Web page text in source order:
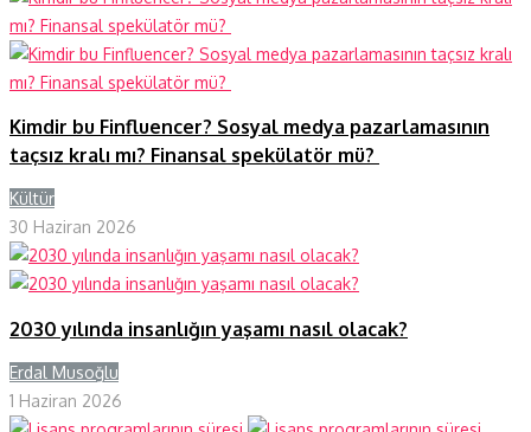
Kimdir bu Finfluencer? Sosyal medya pazarlamasının
taçsız kralı mı? Finansal spekülatör mü?
Kültür
30 Haziran 2026
2030 yılında insanlığın yaşamı nasıl olacak?
Erdal Musoğlu
1 Haziran 2026